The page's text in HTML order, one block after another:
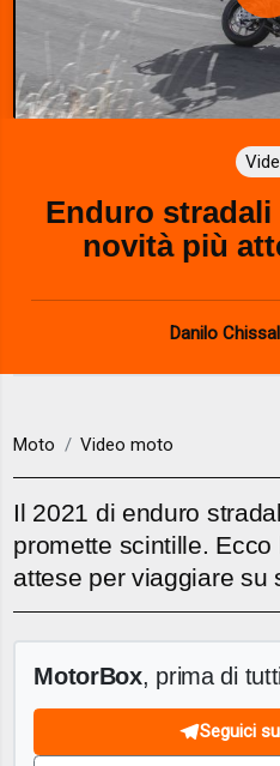
Enduro stradali
novità più
Danilo
Moto Video moto
Il 2021 di enduro
promette scintille.
attese per viaggiare su
MotorBox, prima di
Seguici